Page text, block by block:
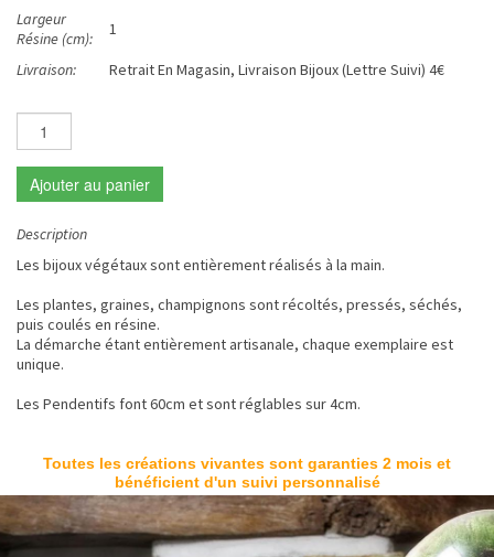
Largeur
Résine (cm):
1
Livraison: Retrait En Magasin, Livraison Bijoux (Lettre Suivi) 4€
Ajouter au panier
Description
Les bijoux végétaux sont entièrement réalisés à la main.
Les plantes, graines, champignons sont récoltés, pressés, séchés,
puis coulés en résine.
La démarche étant entièrement artisanale, chaque exemplaire est
unique.
Les Pendentifs font 60cm et sont réglables sur 4cm.
Toutes les créations vivantes sont garanties 2 mois et
bénéficient d'un suivi personnalisé